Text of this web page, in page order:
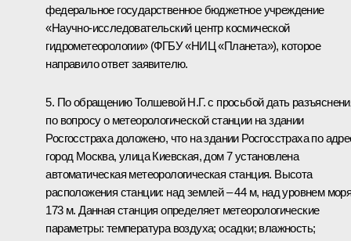
федеральное государственное бюджетное учреждение
«Научно-исследовательский центр космической
гидрометеорологии» (ФГБУ «НИЦ «Планета»), которое
направило ответ заявителю.
5. По обращению Толшевой Н.Г. с просьбой дать
по вопросу о метеорологической станции на здании
Росгосстраха доложено, что на здании Росгосстраха по
город Москва, улица Киевская, дом 7 установлена
автоматическая метеорологическая станция. Высота
расположения станции: над землей – 44 м, над уровнем
173 м. Данная станция определяет метеорологические
параметры: температура воздуха; осадки; влажность;